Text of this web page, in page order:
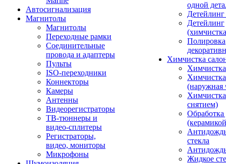
Автосигнализация
Магнитолы
Магнитолы
Переходные рамки
Соединительные
провода и адаптеры
Пульты
ISO-переходники
Коннекторы
Камеры
Антенны
Видеорегистраторы
ТВ-тюннеры и
видео-сплитеры
Регистраторы,
видео, мониторы
Микрофоны
одной
Детейлинг
Полировка
Химчистка
(наружная
снятием)
Обработка
стекла
Жидкое